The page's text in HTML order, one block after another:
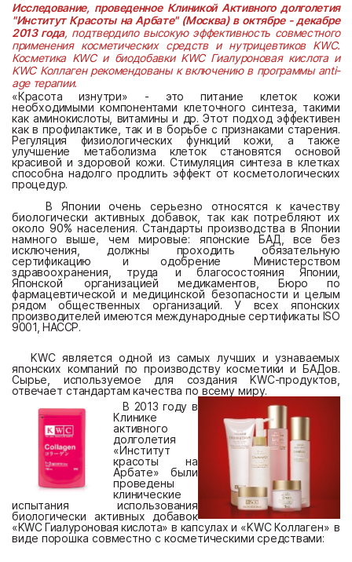
Исследование, проведенное Клиникой Активного долголетия
"Институт Красоты на Арбате" (Москва) в октябре - декабре
2013 года, подтвердило высокую эффективность совместного
применения косметических средств и нутрицевтиков KWC.
Косметика KWC и биодобавки KWC Гиалуроновая кислота и
KWC Коллаген рекомендованы к включению в программы anti-
age терапии.
«Красота изнутри» - это питание клеток кожи
необходимыми компонентами клеточного синтеза, такими
как аминокислоты, витамины и др. Этот подход эффективен
как в профилактике, так и в борьбе с признаками старения.
Регуляция физиологических функций кожи, а также
улучшение метаболизма клеток становятся основой
красивой и здоровой кожи. Стимуляция синтеза в клетках
способна надолго продлить эффект от косметологических
процедур.
В Японии очень серьезно относятся к качеству
биологически активных добавок, так как потребляют их
около 90% населения. Стандарты производства в Японии
намного выше, чем мировые: японские БАД, все
без
исключения, должны проходить обязательную
сертификацию и одобрение Министерством
здравоохранения, труда и благосостояния Японии
Японской
организацией медикаментов, Бюропо
фармацевтической и медицинской безопасности и целым
рядом общественных организаций. У всех
японских
производителей имеются международные сертификаты ISO
9001,
НАССР.
KWC является одной из самых лучших и узнаваемых
японских компаний по производству косметики и БАДов.
Сырье, используемое для создания
KWC-продуктов,
отвечает стандартам качества по всему миру.
В 2013 году в
Клинике
активного
долголетия
«Институт
красоты
на
Арбате» были
проведены
клинические
испытания
использования
биологически активных добавок
«KWC Гиалуроновая кислота» в капсулах и «KWC Коллаген» в
виде порошка совместно с косметическими средствами: